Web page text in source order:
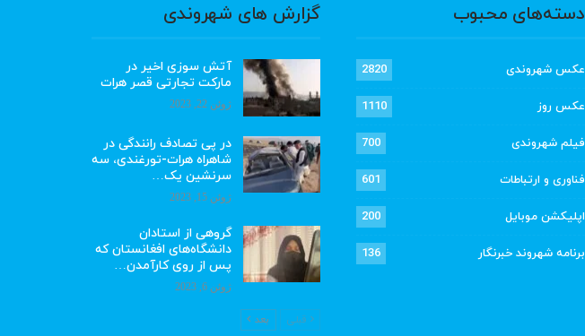
دسته‌های محبوب
عکس شهروندی 2820
عکس روز 1110
فیلم شهروندی 700
فناوری و ارتباطات 601
اپلیکشن موبایل 200
برنامه شهروند خبرنگار 136
گزارش های شهروندی
آتش سوزی اخیر در
مارکت تجارتی قصر هرات
ژوئن 22, 2023
در پی تصادف رانندگی در
شاهراه هرات-تورغندی، سه
سرنشین یک…
ژوئن 15, 2023
گروهی از استادان
دانشگاه‌های افغانستان که
پس از روی کارآمدن…
ژوئن 6, 2023
قبلی بعد